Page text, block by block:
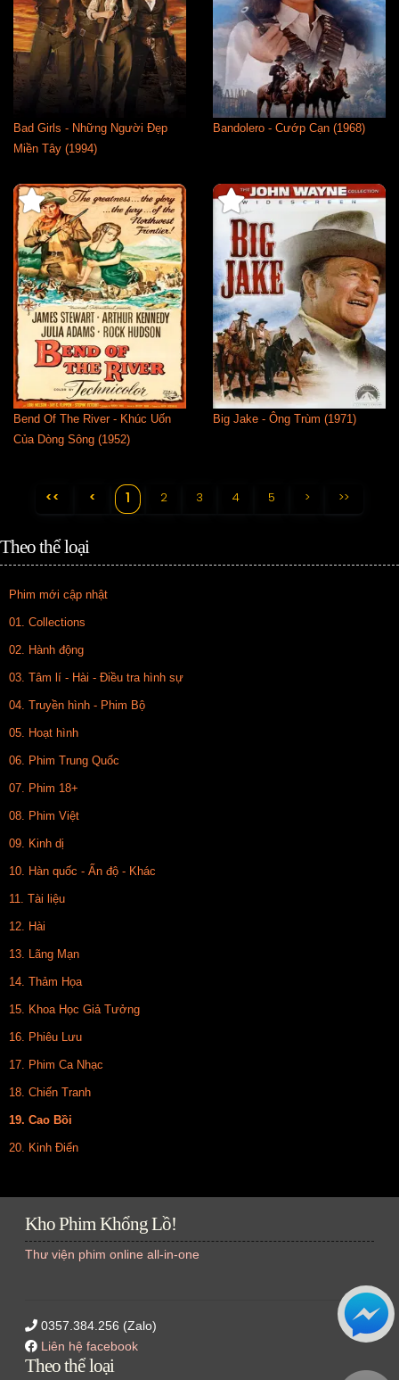
Bad Girls - Những Người Đẹp
Miền Tây (1994)
Bandolero - Cướp Cạn (1968)
Bend Of The River - Khúc Uốn
Của Dòng Sông (1952)
Big Jake - Ông Trùm (1971)
<< < 1 2 3 4 5 > >>
Theo thể loại
Phim mới cập nhật
01. Collections
02. Hành động
03. Tâm lí - Hài - Điều tra hình sự
04. Truyền hình - Phim Bộ
05. Hoạt hình
06. Phim Trung Quốc
07. Phim 18+
08. Phim Việt
09. Kinh dị
10. Hàn quốc - Ấn độ - Khác
11. Tài liệu
12. Hài
13. Lãng Mạn
14. Thảm Họa
15. Khoa Học Giả Tưởng
16. Phiêu Lưu
17. Phim Ca Nhạc
18. Chiến Tranh
19. Cao Bồi
20. Kinh Điển
Kho Phim Khổng Lồ!
Thư viện phim online all-in-one
0357.384.256 (Zalo)
Liên hệ facebook
Theo thể loại